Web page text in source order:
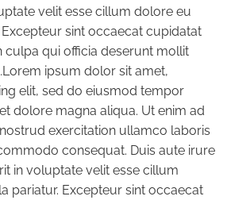
velit esse cillum dolore eu
sint occaecat cupidatat
culpa qui officia deserunt mollit
ipsum dolor sit amet,
elit, sed do eiusmod tempor
dolore magna aliqua. Ut enim ad
exercitation ullamco laboris
consequat. Duis aute irure
in voluptate velit esse cillum
pariatur. Excepteur sint occaecat